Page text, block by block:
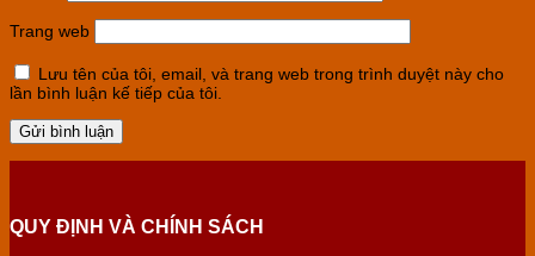
Trang web
Lưu tên của tôi, email, và trang web trong trình duyệt này cho
lần bình luận kế tiếp của tôi.
QUY ĐỊNH VÀ CHÍNH SÁCH